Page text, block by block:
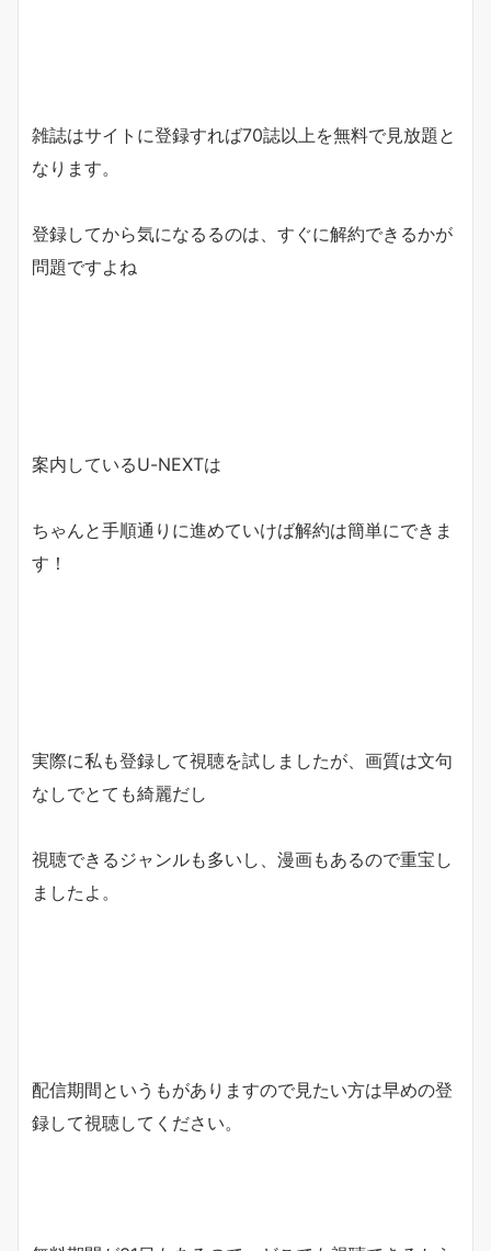
雑誌はサイトに登録すれば70誌以上を無料で見放題 と
なります。
登録してから気になるるのは、すぐに解約できるかが
問題ですよね
案内しているU-NEXTは
ちゃんと手順通りに進めていけば解約は簡単にできま
す！
実際に私も登録して視聴を試しましたが、画質は文句
なしでとても綺麗だし
視聴できるジャンルも多いし、漫画もあるので重宝し
ましたよ。
配信期間というもがありますので見たい方は早めの登
録して視聴してください。